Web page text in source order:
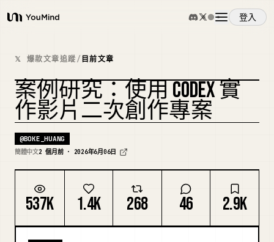
YouMind
登入
概覽
使用案例
技能
提示詞
定價
𝕏 爆款文章追蹤/ 目前文章
複刻封面
案例研究：使用 CODEX 實
作影片二次創作專案
@BOKE_HUANG
簡體中文2 個月前 · 2026年6月06日
537K 1.4K 268 46 2.9K